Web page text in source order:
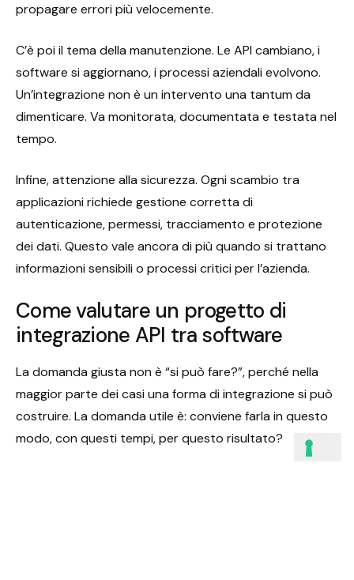
propagare errori più velocemente.
C’è poi il tema della manutenzione. Le API cambiano, i
software si aggiornano, i processi aziendali evolvono.
Un’integrazione non è un intervento una tantum da
dimenticare. Va monitorata, documentata e testata nel
tempo.
Infine, attenzione alla sicurezza. Ogni scambio tra
applicazioni richiede gestione corretta di
autenticazione, permessi, tracciamento e protezione
dei dati. Questo vale ancora di più quando si trattano
informazioni sensibili o processi critici per l’azienda.
Come valutare un progetto di
integrazione API tra software
La domanda giusta non è “si può fare?”, perché nella
maggior parte dei casi una forma di integrazione si può
costruire. La domanda utile è: conviene farla in questo
modo, con questi tempi, per questo risultato?